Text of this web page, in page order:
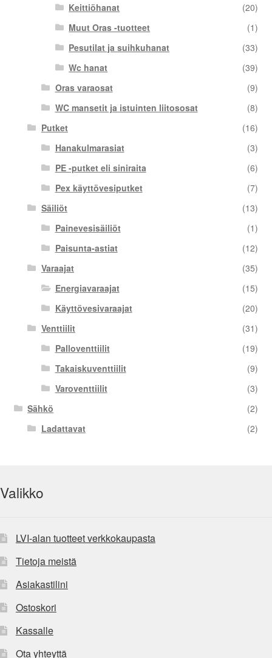
Keittiöhanat
(20)
Muut Oras -tuotteet
(1)
Pesutilat ja suihkuhanat
(33)
Wc hanat
(39)
Oras varaosat
(9)
WC mansetit ja istuinten liitososat
(8)
Putket
(16)
Hanakulmarasiat
(3)
PE -putket eli siniraita
(6)
Pex käyttövesiputket
(7)
Säiliöt
(13)
Painevesisäiliöt
(1)
Paisunta-astiat
(12)
Varaajat
(35)
Energiavaraajat
(15)
Käyttövesivaraajat
(20)
Venttiilit
(31)
Palloventtiilit
(19)
Takaiskuventtiilit
(9)
Varoventtiilit
(3)
Sähkö
(2)
Ladattavat
(2)
Valikko
LVI-alan tuotteet verkkokaupasta
Tietoja meistä
Asiakastilini
Ostoskori
Kassalle
Ota yhteyttä